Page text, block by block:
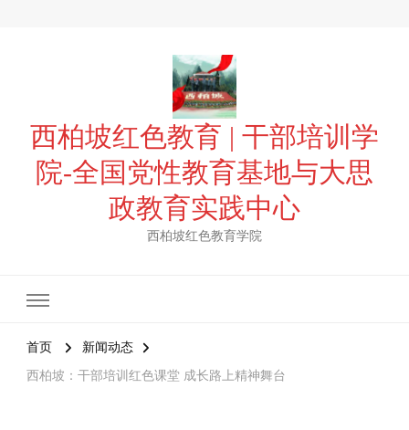
西柏坡红色教育 | 干部培训学
院-全国党性教育基地与大思
政教育实践中心
西柏坡红色教育学院
首页 新闻动态
西柏坡：干部培训红色课堂 成长路上精神舞台